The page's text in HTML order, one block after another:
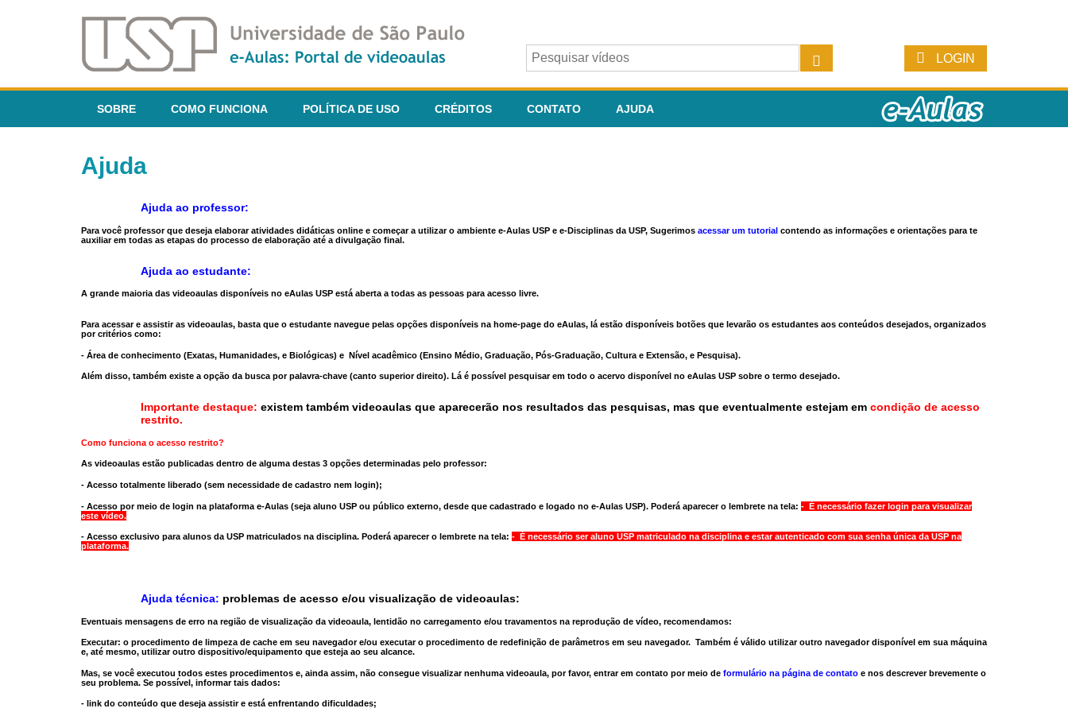
LOGIN
SOBRE COMO FUNCIONA POLÍTICA DE USO CRÉDITOS CONTATO AJUDA
Ajuda
Ajuda ao professor:
Para você professor que deseja elaborar atividades didáticas online e começar a utilizar o ambiente e-Aulas USP e e-Disciplinas da USP, Sugerimos acessar um tutorial contendo as informações e orientações para te
auxiliar em todas as etapas do processo de elaboração até a divulgação final.
Ajuda ao estudante:
A grande maioria das videoaulas disponíveis no eAulas USP está aberta a todas as pessoas para acesso livre.
Para acessar e assistir as videoaulas, basta que o estudante navegue pelas opções disponíveis na home-page do eAulas, lá estão disponíveis botões que levarão os estudantes aos conteúdos desejados, organizados
por critérios como:
- Área de conhecimento (Exatas, Humanidades, e Biológicas) e Nível acadêmico (Ensino Médio, Graduação, Pós-Graduação, Cultura e Extensão, e Pesquisa).
Além disso, também existe a opção da busca por palavra-chave (canto superior direito). Lá é possível pesquisar em todo o acervo disponível no eAulas USP sobre o termo desejado.
Importante destaque: existem também videoaulas que aparecerão nos resultados das pesquisas, mas que eventualmente estejam em condição de acesso
restrito.
Como funciona o acesso restrito?
As videoaulas estão publicadas dentro de alguma destas 3 opções determinadas pelo professor:
- Acesso totalmente liberado (sem necessidade de cadastro nem login);
- Acesso por meio de login na plataforma e-Aulas (seja aluno USP ou público externo, desde que cadastrado e logado no e-Aulas USP). Poderá aparecer o lembrete na tela: - É necessário fazer login para visualizar
este vídeo.
- Acesso exclusivo para alunos da USP matriculados na disciplina. Poderá aparecer o lembrete na tela: - É necessário ser aluno USP matriculado na disciplina e estar autenticado com sua senha única da USP na
plataforma.
Ajuda técnica: problemas de acesso e/ou visualização de videoaulas:
Eventuais mensagens de erro na região de visualização da videoaula, lentidão no carregamento e/ou travamentos na reprodução de vídeo, recomendamos:
Executar: o procedimento de limpeza de cache em seu navegador e/ou executar o procedimento de redefinição de parâmetros em seu navegador. Também é válido utilizar outro navegadordisponível em sua máquina
e, até mesmo, utilizar outro dispositivo/equipamento que esteja ao seu alcance.
Mas, se você executou todos estes procedimentos e, ainda assim, não consegue visualizar nenhuma videoaula, por favor, entrar em contato por meio de formulário na página de contato e nos descrever brevemente o
seu problema. Se possível, informar tais dados:
- link do conteúdo que deseja assistir e está enfrentando dificuldades;